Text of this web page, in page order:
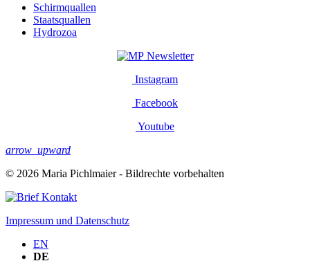
Schirmquallen
Staatsquallen
Hydrozoa
Newsletter
Instagram
Facebook
Youtube
arrow_upward
© 2026 Maria Pichlmaier - Bildrechte vorbehalten
Kontakt
Impressum und Datenschutz
EN
DE